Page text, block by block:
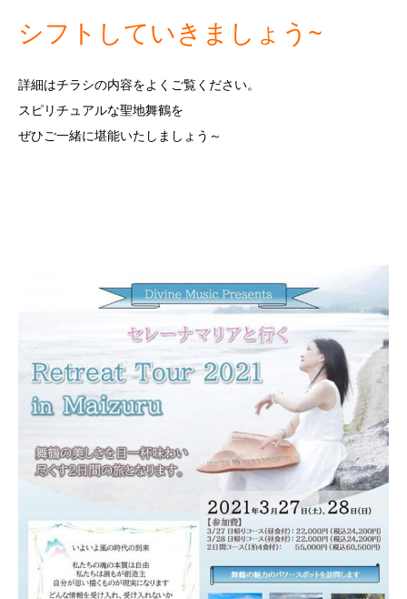
シフトしていきましょう~
詳細はチラシの内容をよくご覧ください。
スピリチュアルな聖地舞鶴を
ぜひご一緒に堪能いたしましょう～